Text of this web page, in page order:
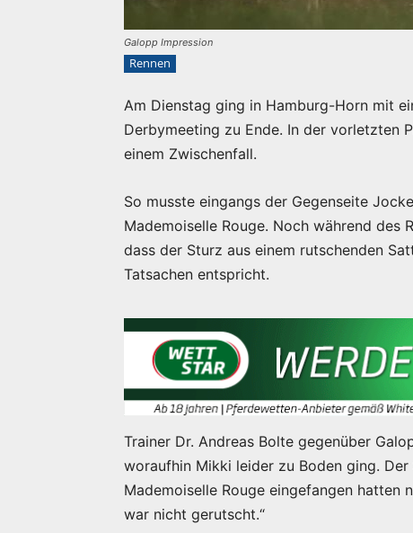
Galopp Impression
Rennen
Am Dienstag ging in Hamburg-Horn mit
Derbymeeting zu Ende. In der vorletzten
einem Zwischenfall.
So musste eingangs der Gegenseite
Mademoiselle Rouge. Noch während des
dass der Sturz aus einem rutschenden
Tatsachen entspricht.
Trainer Dr. Andreas Bolte gegenüber
woraufhin Mikki leider zu Boden ging.
Mademoiselle Rouge eingefangen hatten
war nicht gerutscht.“